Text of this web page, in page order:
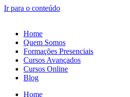
Ir para o conteúdo
Home
Quem Somos
Formações Presenciais
Cursos Avançados
Cursos Online
Blog
Home